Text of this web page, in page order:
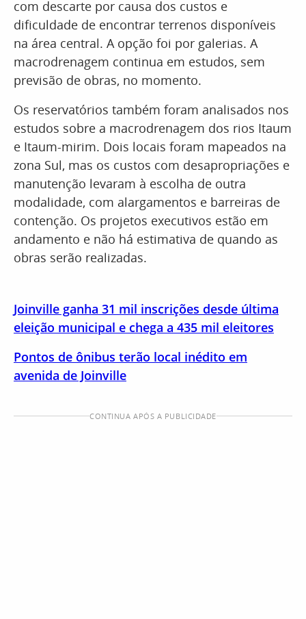
com descarte por causa dos custos e
dificuldade de encontrar terrenos disponíveis
na área central. A opção foi por galerias. A
macrodrenagem continua em estudos, sem
previsão de obras, no momento.
Os reservatórios também foram analisados nos
estudos sobre a macrodrenagem dos rios Itaum
e Itaum-mirim. Dois locais foram mapeados na
zona Sul, mas os custos com desapropriações e
manutenção levaram à escolha de outra
modalidade, com alargamentos e barreiras de
contenção. Os projetos executivos estão em
andamento e não há estimativa de quando as
obras serão realizadas.
Joinville ganha 31 mil inscrições desde última
eleição municipal e chega a 435 mil eleitores
Pontos de ônibus terão local inédito em
avenida de Joinville
CONTINUA APÓS A PUBLICIDADE